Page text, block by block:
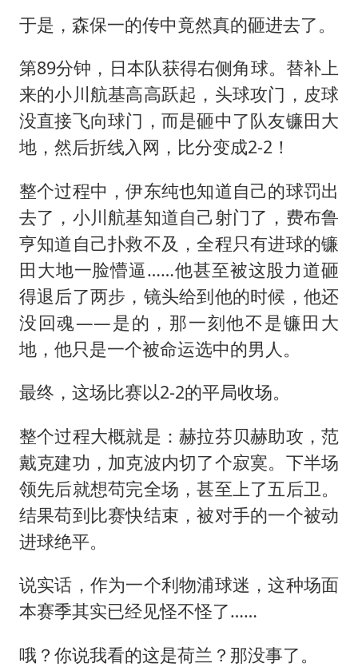
于是，森保一的传中竟然真的砸进去了。
第89分钟，日本队获得右侧角球。替补上
来的小川航基高高跃起，头球攻门，皮球
没直接飞向球门，而是砸中了队友镰田大
地，然后折线入网，比分变成2-2！
整个过程中，伊东纯也知道自己的球罚出
去了，小川航基知道自己射门了，费布鲁
亨知道自己扑救不及，全程只有进球的镰
田大地一脸懵逼……他甚至被这股力道砸
得退后了两步，镜头给到他的时候，他还
没回魂——是的，那一刻他不是镰田大
地，他只是一个被命运选中的男人。
最终，这场比赛以2-2的平局收场。
整个过程大概就是：赫拉芬贝赫助攻，范
戴克建功，加克波内切了个寂寞。下半场
领先后就想苟完全场，甚至上了五后卫。
结果苟到比赛快结束，被对手的一个被动
进球绝平。
说实话，作为一个利物浦球迷，这种场面
本赛季其实已经见怪不怪了……
哦？你说我看的这是荷兰？那没事了。